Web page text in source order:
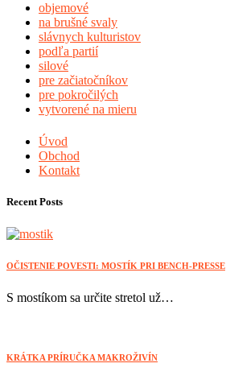
objemové
na brušné svaly
slávnych kulturistov
podľa partií
silové
pre začiatočníkov
pre pokročilých
vytvorené na mieru
Úvod
Obchod
Kontakt
Recent Posts
OČISTENIE POVESTI: MOSTÍK PRI BENCH-PRESSE
S mostíkom sa určite stretol už…
KRÁTKA PRÍRUČKA MAKROŽIVÍN